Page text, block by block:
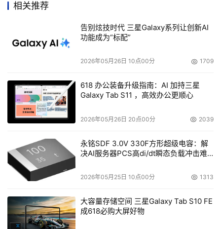
不必使用专有机制从单个iSCSI-FC(Fibre Channel)网关索
ISNS客户机程序利用包括动态主机配置协议、服务定位
协议以及广播或多播“心跳”消息(heartbeat message)来发
故障切换的备份ISNS服务器。
ISNS服务器还可以保存和分发用于在登录过程中认证
ISNS为IP与光纤通道网络的无缝集成提供了方便。
Internet工程任务组IP存储工作组正在进行ISNS规范的标准
化工作，这项规范预计不久将成为一项建议标准。(新闻来
相关推荐
告别炫技时代 三星Galaxy系列让创新AI
功能成为“标配”
2026年05月26日 10点00分 1709
618 办公装备升级指南：AI 加持三星
Galaxy Tab S11 ，高效办公更顺心
2026年05月26日 20点00分 2039
永铭SDF 3.0V 330F方形超级电容：解
决AI服务器PCS高di/dt瞬态负载冲击难
2026年05月25日 10点00分 1313
大容量存储空间 三星Galaxy Tab S10 FE
成618必购大屏好物